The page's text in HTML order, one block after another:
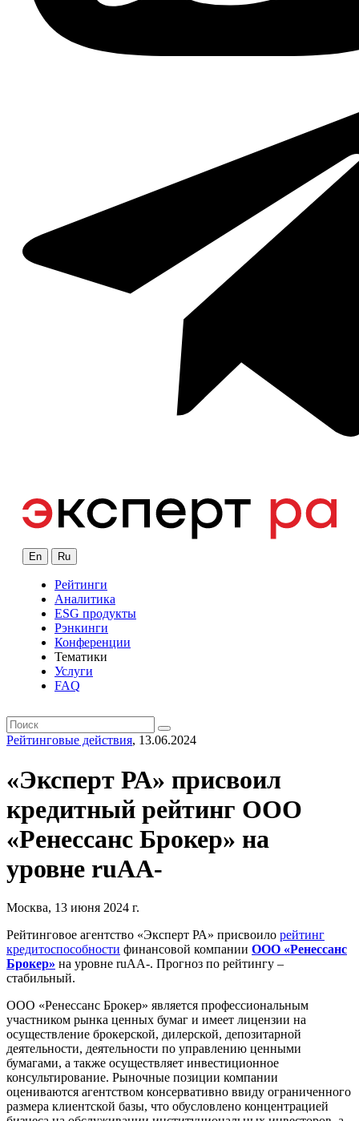
En Ru
Рейтинги
Аналитика
ESG продукты
Рэнкинги
Конференции
Тематики
Услуги
FAQ
Рейтинговые действия, 13.06.2024
«Эксперт РА» присвоил
кредитный рейтинг ООО
«Ренессанс Брокер» на
уровне ruAA-
Москва, 13 июня 2024 г.
Рейтинговое агентство «Эксперт РА» присвоило рейтинг
кредитоспособности финансовой компании ООО «Ренессанс
Брокер» на уровне ruAA-. Прогноз по рейтингу –
стабильный.
ООО «Ренессанс Брокер» является профессиональным
участником рынка ценных бумаг и имеет лицензии на
осуществление брокерской, дилерской, депозитарной
деятельности, деятельности по управлению ценными
бумагами, а также осуществляет инвестиционное
консультирование. Рыночные позиции компании
оцениваются агентством консервативно ввиду ограниченного
размера клиентской базы, что обусловлено концентрацией